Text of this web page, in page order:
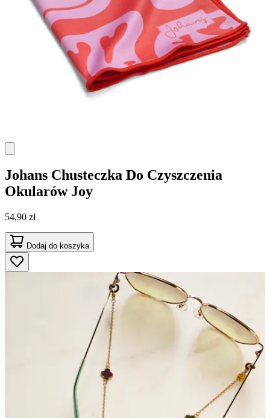
Johans Chusteczka Do Czyszczenia
Okularów Joy
54,90 zł
Dodaj do koszyka